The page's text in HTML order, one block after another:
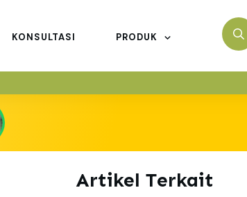
KONSULTASI PRODUK
Artikel Terkait